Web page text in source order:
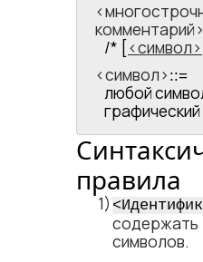
комментарий​>
/* [ символ
<​символ​> ::=
любой
графический
правила
символов.